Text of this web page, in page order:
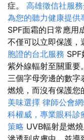
症。 高雄徵信社服
為您的聽力健康提供
SPF面霜的日常應用
不僅可以立即保護，
胞證的台北服務
紫外線輻射至關重要
三個字母旁邊的數字
燃燒，而沒有保護您
美味選擇 律師公會
科權威，專業眼科診
策略 UVB輻射是燃